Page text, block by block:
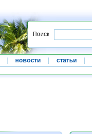
Поиск
новости статьи